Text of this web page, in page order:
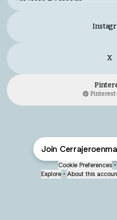
X
Pinterest·
Join
Cookie Preferences •
Explore • About this